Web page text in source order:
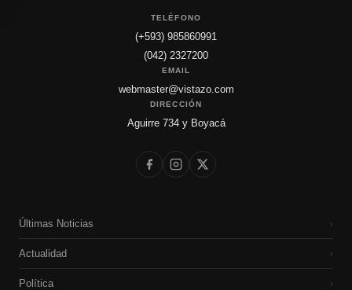
TELÉFONO
(+593) 985860991
(042) 2327200
EMAIL
webmaster@vistazo.com
DIRECCIÓN
Aguirre 734 y Boyacá
Últimas Noticias ›
Actualidad ›
Política ›